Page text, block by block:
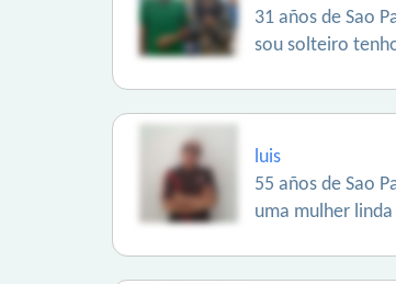
31 años de Sao
sou solteiro
luis
55 años de Sao
uma mulher